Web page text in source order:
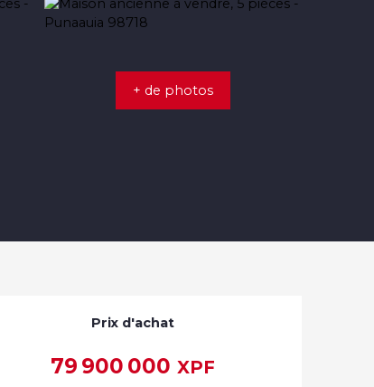
+ de photos
Prix d'achat
79 900 000 XPF